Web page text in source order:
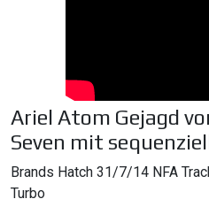
Ariel Atom Gejagd
Seven mit
Brands Hatch 31/7/14 NFA
Turbo